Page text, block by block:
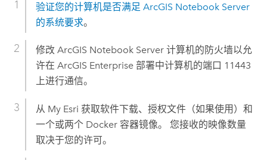
验证您的计算机是否满足 ArcGIS Notebook Server
的系统要求。
修改 ArcGIS Notebook Server计算机的防火墙以允
许在 ArcGIS Enterprise部署中计算机的端口 11443
上进行通信。
从 My Esri 获取软件下载、授权文件（如果使用）和
一个或两个 Docker 容器镜像。 您接收的映像数量
取决于您的许可。